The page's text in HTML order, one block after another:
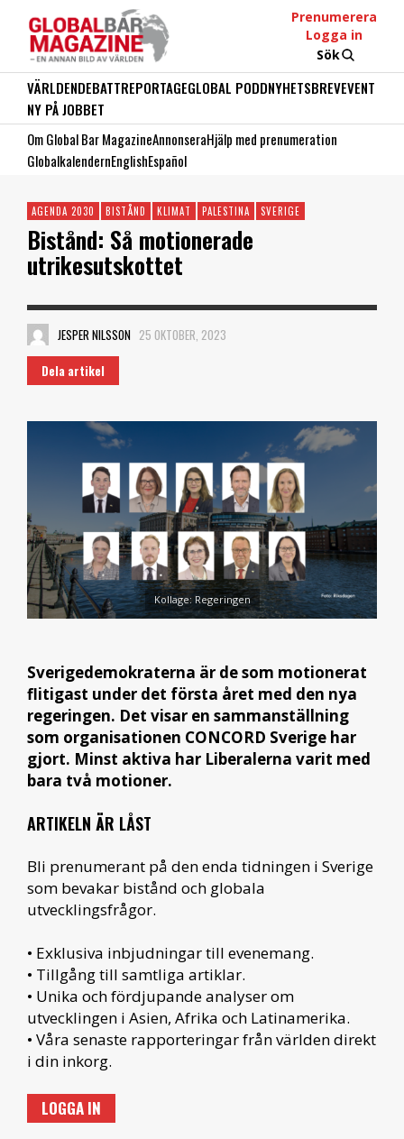
Prenumerera
Logga in
Sök
VÄRLDENDEBATTREPORTAGEGLOBAL PODDNYHETSBREVEVENT
NY PÅ JOBBET
Om Global Bar MagazineAnnonseraHjälp med prenumeration
GlobalkalendernEnglishEspañol
AGENDA 2030 BISTÅND KLIMAT PALESTINA SVERIGE
Bistånd: Så motionerade
utrikesutskottet
JESPER NILSSON 25 OKTOBER, 2023
Dela artikel
Kollage: Regeringen
Sverigedemokraterna är de som motionerat
flitigast under det första året med den nya
regeringen. Det visar en sammanställning
som organisationen CONCORD Sverige har
gjort. Minst aktiva har Liberalerna varit med
bara två motioner.
ARTIKELN ÄR LÅST
Bli prenumerant på den enda tidningen i Sverige
som bevakar bistånd och globala
utvecklingsfrågor.
• Exklusiva inbjudningar till evenemang.
• Tillgång till samtliga artiklar.
• Unika och fördjupande analyser om
utvecklingen i Asien, Afrika och Latinamerika.
• Våra senaste rapporteringar från världen direkt
i din inkorg.
LOGGA IN